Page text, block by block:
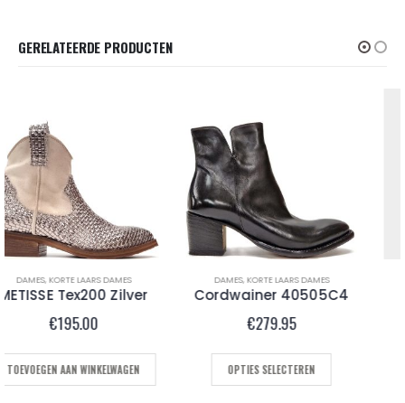
GERELATEERDE PRODUCTEN
DAMES,KORTE LAARS DAMES
Cordwainer 40505C4
€279.95
OPTIES SELECTEREN
DAMES,INSTAPPERS
ZOE Grace 01
€169.95
OPTIES SELECTEREN